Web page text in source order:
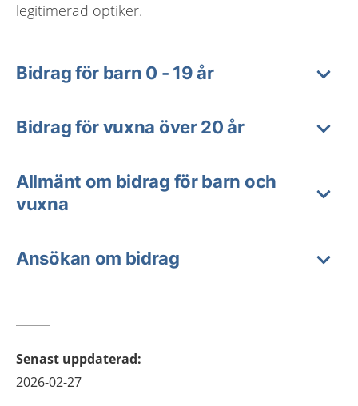
legitimerad optiker.
Bidrag för barn 0 - 19 år
Bidrag för vuxna över 20 år
Allmänt om bidrag för barn och
vuxna
Ansökan om bidrag
Senast uppdaterad:
2026-02-27